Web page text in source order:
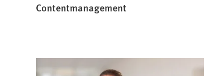
Contentmanagement